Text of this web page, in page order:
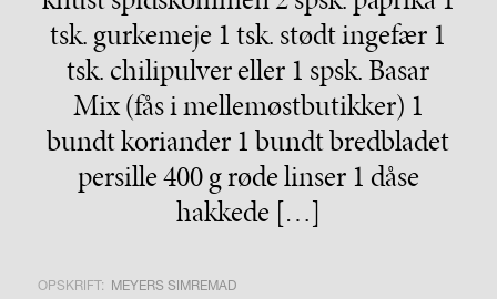
tsk. gurkemeje 1 tsk. stødt ingefær 1
tsk. chilipulver eller 1 spsk. Basar
Mix (fås i mellemøstbutikker) 1
bundt koriander 1 bundt bredbladet
persille 400 g røde linser 1 dåse
hakkede […]
OPSKRIFT: MEYERS SIMREMAD